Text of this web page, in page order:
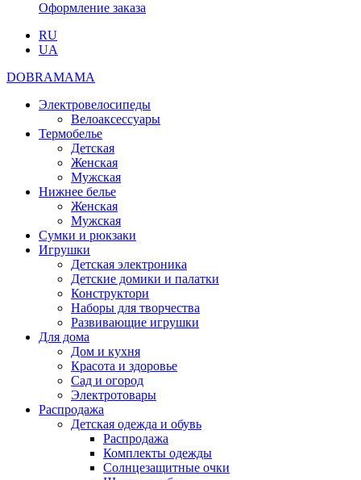
Оформление заказа
RU
UA
DOBRAMAMA
Электровелосипеды
Велоаксессуары
Термобелье
Детская
Женская
Мужская
Нижнее белье
Женская
Мужская
Сумки и рюкзаки
Игрушки
Детская электроника
Детские домики и палатки
Конструктори
Наборы для творчества
Развивающие игрушки
Для дома
Дом и кухня
Красота и здоровье
Сад и огород
Электротовары
Распродажа
Детская одежда и обувь
Распродажа
Комплекты одежды
Солнцезащитные очки